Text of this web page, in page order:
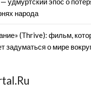
народа
(Thrive): фильм,
задуматься о мире